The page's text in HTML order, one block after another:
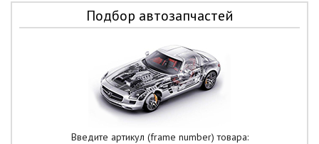
Подбор автозапчастей
Введите артикул (frame number) товара: